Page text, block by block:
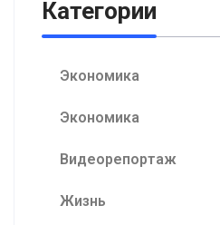
Категории
Экономика
Экономика
Видеорепортаж
Жизнь